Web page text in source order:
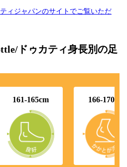
ィジャパンのサイトでご覧いただ
ドゥカティ身長別の足
161-165cm 166-170cm